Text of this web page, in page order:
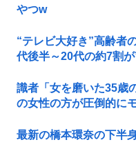
やつw
“テレビ大好き”高齢者
代後半～20代の約7割
識者「女を磨いた35歳
の女性の方が圧倒的に
最新の橋本環奈の下半